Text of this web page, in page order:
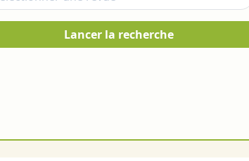
Lancer la recherche